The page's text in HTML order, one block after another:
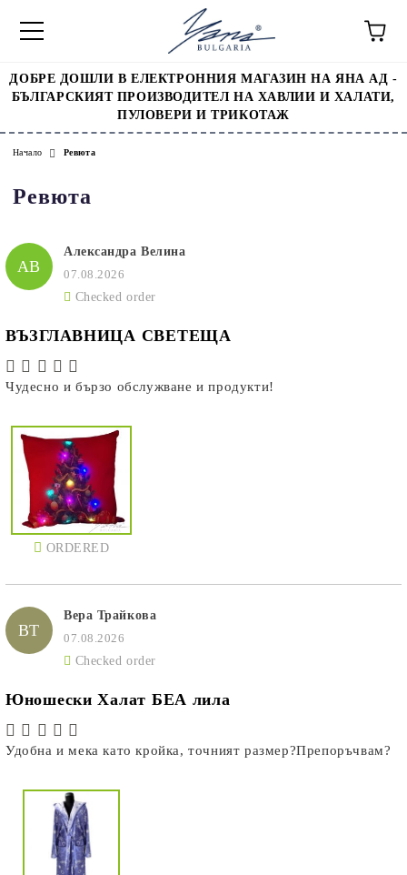
ДОБРЕ ДОШЛИ В ЕЛЕКТРОННИЯ МАГАЗИН НА ЯНА АД -
БЪЛГАРСКИЯТ ПРОИЗВОДИТЕЛ НА ХАВЛИИ И ХАЛАТИ,
ПУЛОВЕРИ И ТРИКОТАЖ
Начало Ревюта
Ревюта
АВ
Александра Велина
07.08.2026
Checked order
ВЪЗГЛАВНИЦА СВЕТЕЩА
Чудесно и бързо обслужване и продукти!
ORDERED
ВТ
Вера Трайкова
07.08.2026
Checked order
Юношески Халат БЕА лила
Удобна и мека като кройка, точният размер?Препоръчвам?